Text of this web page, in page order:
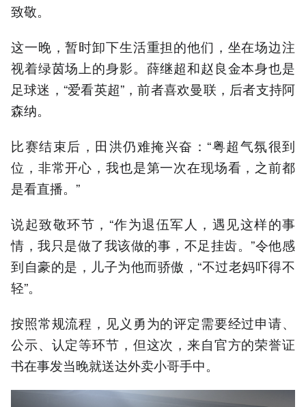
致敬。
这一晚，暂时卸下生活重担的他们，坐在场边注
视着绿茵场上的身影。薛继超和赵良金本身也是
足球迷，“爱看英超”，前者喜欢曼联，后者支持阿
森纳。
比赛结束后，田洪仍难掩兴奋：“粤超气氛很到
位，非常开心，我也是第一次在现场看，之前都
是看直播。”
说起致敬环节，“作为退伍军人，遇见这样的事
情，我只是做了我该做的事，不足挂齿。”令他感
到自豪的是，儿子为他而骄傲，“不过老妈吓得不
轻”。
按照常规流程，见义勇为的评定需要经过申请、
公示、认定等环节，但这次，来自官方的荣誉证
书在事发当晚就送达外卖小哥手中。